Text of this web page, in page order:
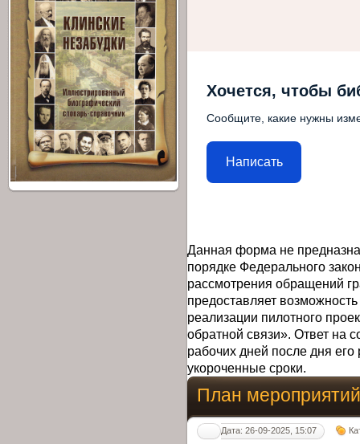
Хочется, чтобы
Сообщите, какие нужны
Написать
Данная форма не
порядке Федерального
рассмотрения обращений
предоставляет
реализации пилотного
обратной связи». Ответ на
рабочих дней после дня
укороченные сроки.
План
Дата: 26-09-2025, 15:07